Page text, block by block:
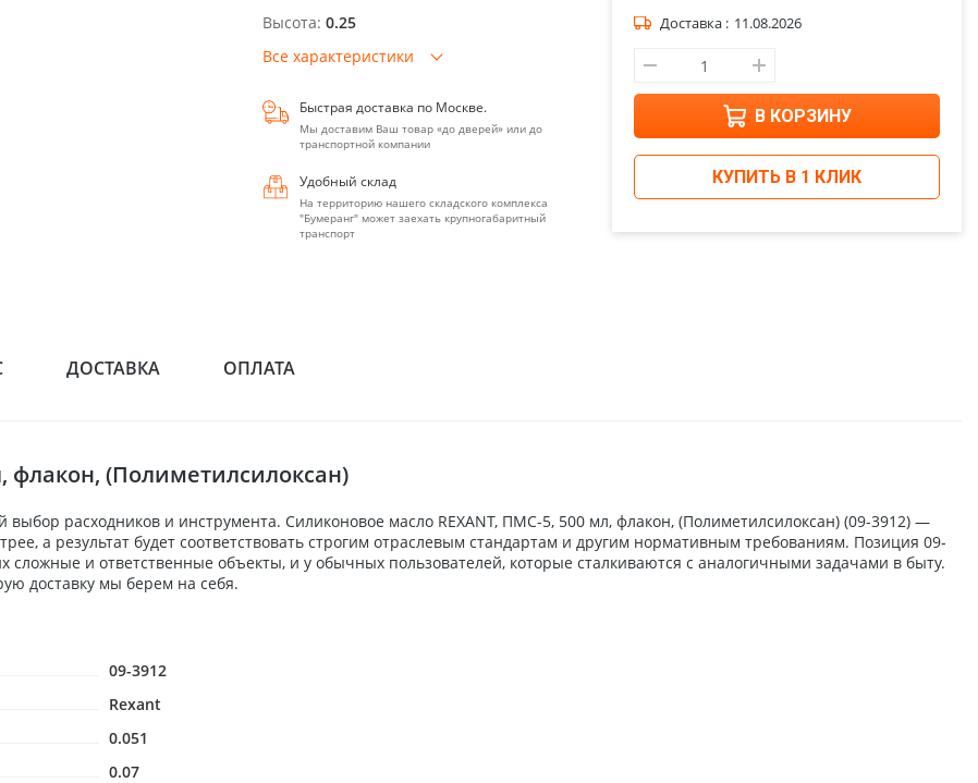
Высота: 0.25
Все характеристики
Быстрая доставка по Москве.
Мы доставим Ваш товар «до дверей» или до
транспортной компании
Удобный склад
На территорию нашего складского комплекса
"Бумеранг" может заехать крупногабаритный
транспорт
Доставка : 11.08.2026
В КОРЗИНУ
КУПИТЬ В 1 КЛИК
ДОСТАВКА ОПЛАТА
флакон, (Полиметилсилоксан)
выбор расходников и инструмента. Силиконовое масло REXANT, ПМС-5, 500 мл, флакон, (Полиметилсилоксан) (09-3912) —
а результат будет соответствовать строгим отраслевым стандартам и другим нормативным требованиям. Позиция 09-
сложные и ответственные объекты, и у обычных пользователей, которые сталкиваются с аналогичными задачами в быту.
доставку мы берем на себя.
09-3912
Rexant
0.051
0.07